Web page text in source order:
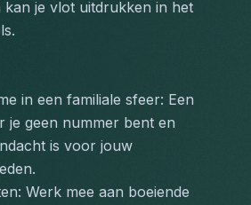
kan je vlot uitdrukken in het
in een familiale sfeer: Een
je geen nummer bent en
is voor jouw
Werk mee aan boeiende